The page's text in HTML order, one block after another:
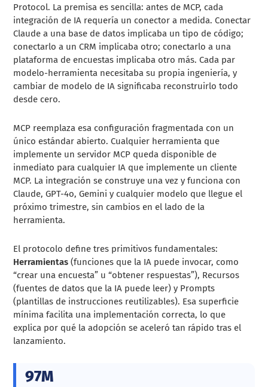
Protocol. La premisa es sencilla: antes de MCP, cada
integración de IA requería un conector a medida. Conectar
Claude a una base de datos implicaba un tipo de código;
conectarlo a un CRM implicaba otro; conectarlo a una
plataforma de encuestas implicaba otro más. Cada par
modelo-herramienta necesitaba su propia ingeniería, y
cambiar de modelo de IA significaba reconstruirlo todo
desde cero.
MCP reemplaza esa configuración fragmentada con un
único estándar abierto. Cualquier herramienta que
implemente un servidor MCP queda disponible de
inmediato para cualquier IA que implemente un cliente
MCP. La integración se construye una vez y funciona con
Claude, GPT-4o, Gemini y cualquier modelo que llegue el
próximo trimestre, sin cambios en el lado de la
herramienta.
El protocolo define tres primitivos fundamentales:
Herramientas (funciones que la IA puede invocar, como
“crear una encuesta” u “obtener respuestas”), Recursos
(fuentes de datos que la IA puede leer) y Prompts
(plantillas de instrucciones reutilizables). Esa superficie
mínima facilita una implementación correcta, lo que
explica por qué la adopción se aceleró tan rápido tras el
lanzamiento.
97M